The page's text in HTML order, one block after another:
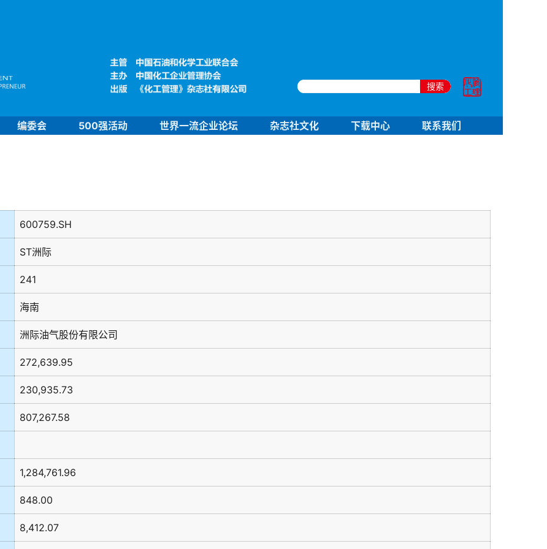
搜索
编委会 500强活动 世界一流企业论坛 杂志社文化 下载中心 联系我们
600759.SH
ST洲际
241
海南
洲际油气股份有限公司
272,639.95
230,935.73
807,267.58
1,284,761.96
848.00
8,412.07